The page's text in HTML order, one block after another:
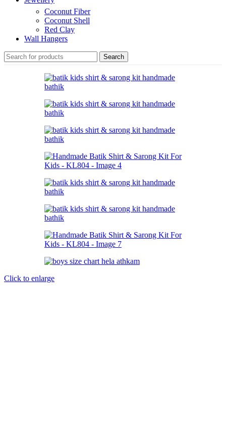
Coconut Fiber
Coconut Shell
Red Clay
Wall Hangers
Search
Click to enlarge